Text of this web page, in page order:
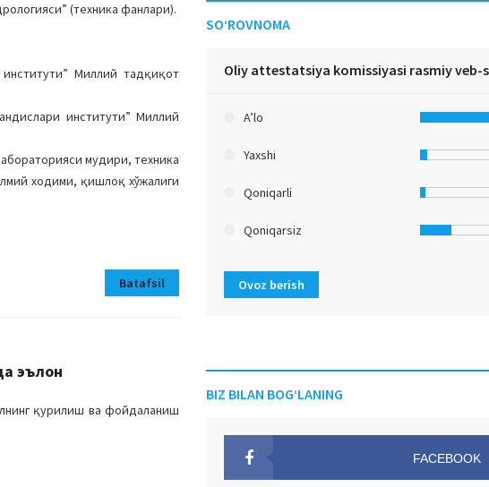
(техника фанлари).
Миллий тадқиқот
институти” Миллий
мудири, техника
ходими, қишлоқ хўжалиги
Batafsil
эълон
қурилиш ва фойдаланиш
SO‘ROVNOMA
Oliy attestatsiya komissiyasi rasmiy
A’lo
Yaxshi
Qoniqarli
Qoniqarsiz
Ovoz berish
BIZ BILAN BOG‘LANING
FACEBOOK